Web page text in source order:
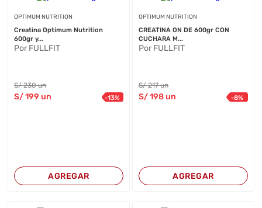
OPTIMUM NUTRITION
Creatina Optimum Nutrition
600gr y...
Por FULLFIT
S/230 un
S/199 un -13%
AGREGAR
OPTIMUM NUTRITION
CREATINA ON DE 600gr CON
CUCHARA M...
Por FULLFIT
S/217 un
S/198un -8%
AGREGAR